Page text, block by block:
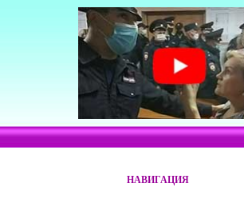
НАВИГАЦИЯ